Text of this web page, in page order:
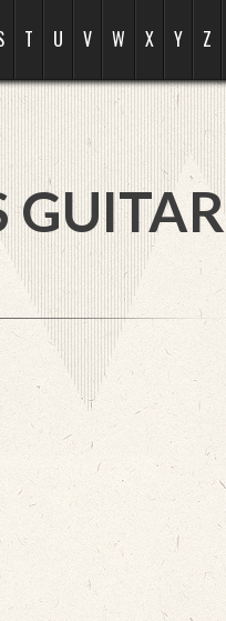
T U V W X Y Z
GUITAR